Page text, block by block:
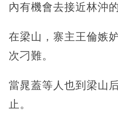
內有機會去接近林沖
在梁山，寨主王倫嫉
次刁難。
當晁蓋等人也到梁山
止。